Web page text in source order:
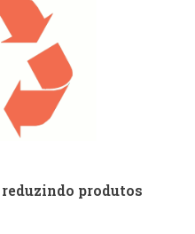
produtos